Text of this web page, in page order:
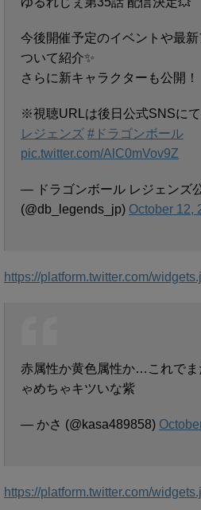
今後開催予定のイベントや最
ついて紹介✨
さらに新キャラクターも公開！
※視聴URLは後日公式SNSにて
レジェンズ #ドラゴンボール
pic.twitter.com/AlC0mVov9Z
— ドラゴンボール レジェンズ
(@db_legends_jp) October 12,
https://platform.twitter.com/
赤属性か黄色属性か…これでま
ゃめちゃキツいな紫
— かさ (@kasa489858)
https://platform.twitter.com/